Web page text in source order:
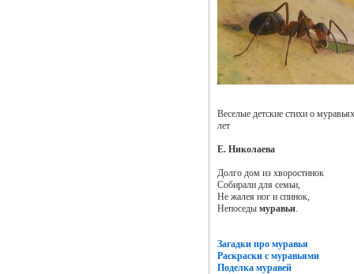
Веселые детские стихи о
лет
Е. Николаева
Долго дом из хворостинок
Собирали для семьи,
Не жалея ног и спинок,
Непоседы муравьи.
Загадки про муравья
Раскраски с муравьями
Поделка муравей